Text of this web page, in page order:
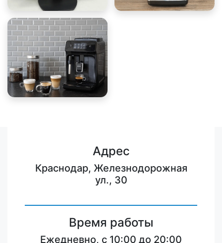
Адрес
Краснодар, Железнодорожная
ул., 30
Время работы
Ежедневно, с 10:00 до 20:00